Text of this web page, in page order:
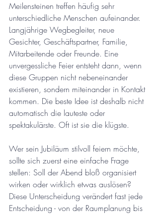
Meilensteinen treffen häufig sehr
unterschiedliche Menschen aufeinander.
Langjährige Wegbegleiter, neue
Gesichter, Geschäftspartner, Familie,
Mitarbeitende oder Freunde. Eine
unvergessliche Feier entsteht dann, wenn
diese Gruppen nicht nebeneinander
existieren, sondern miteinander in Kontakt
kommen. Die beste Idee ist deshalb nicht
automatisch die lauteste oder
spektakulärste. Oft ist sie die klügste.
Wer sein Jubiläum stilvoll feiern möchte,
sollte sich zuerst eine einfache Frage
stellen: Soll der Abend bloß organisiert
wirken oder wirklich etwas auslösen?
Diese Unterscheidung verändert fast jede
Entscheidung - von der Raumplanung bis